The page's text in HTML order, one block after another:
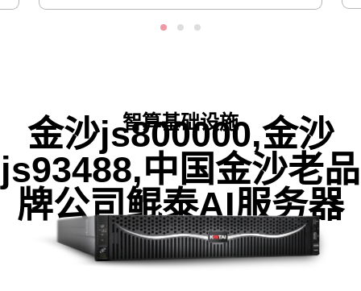
智算基础设施
金沙js800000,金沙
js93488,中国金沙老品
牌公司鲲泰AI服务器